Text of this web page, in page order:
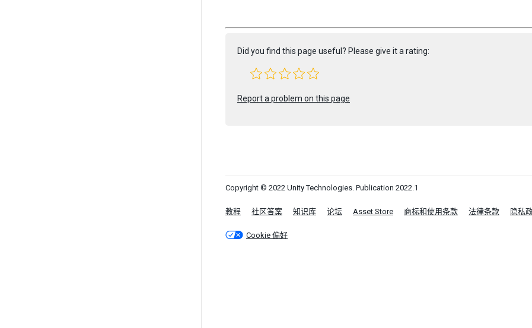
Did you find this page useful? Please give it a rating:
Report a problem on this page
Copyright © 2022 Unity Technologies. Publication 2022.1
教程 社区答案 知识库 论坛 Asset Store 商标和使用条款 法律条款 隐私
Cookie 偏好